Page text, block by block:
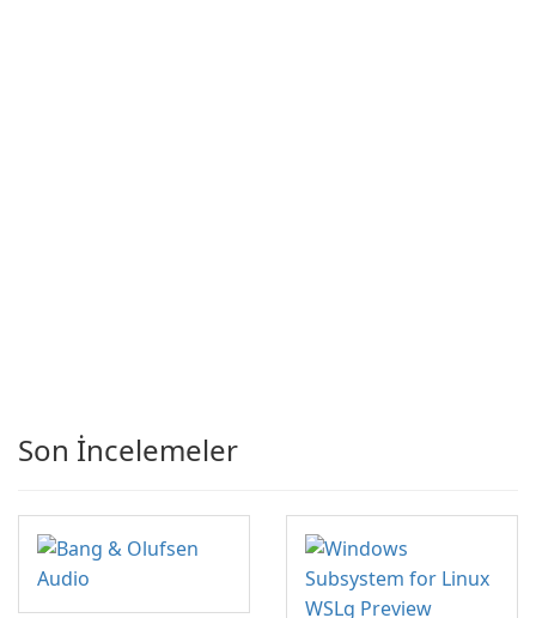
Son İncelemeler